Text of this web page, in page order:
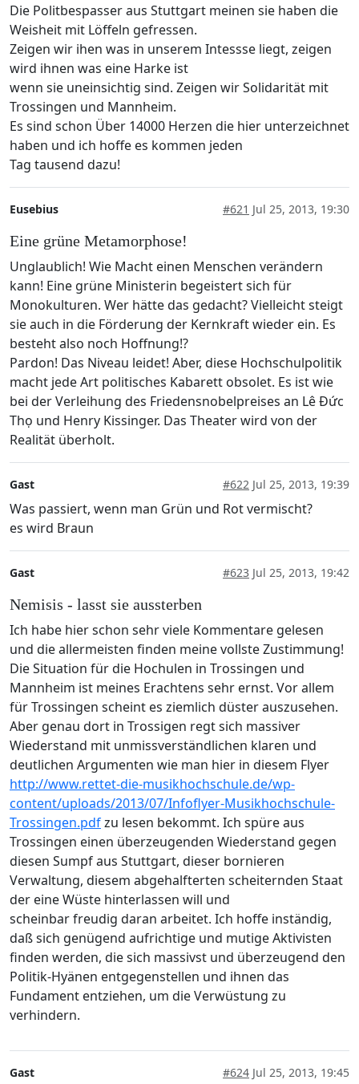
Die Politbespasser aus Stuttgart meinen sie haben die
Weisheit mit Löffeln gefressen.
Zeigen wir ihen was in unserem Intessse liegt, zeigen
wird ihnen was eine Harke ist
wenn sie uneinsichtig sind. Zeigen wir Solidarität mit
Trossingen und Mannheim.
Es sind schon Über 14000 Herzen die hier unterzeichnet
haben und ich hoffe es kommen jeden
Tag tausend dazu!
Eusebius #621 Jul 25, 2013, 19:30
Eine grüne Metamorphose!
Unglaublich! Wie Macht einen Menschen verändern
kann! Eine grüne Ministerin begeistert sich für
Monokulturen. Wer hätte das gedacht? Vielleicht steigt
sie auch in die Förderung der Kernkraft wieder ein. Es
besteht also noch Hoffnung!?
Pardon! Das Niveau leidet! Aber, diese Hochschulpolitik
macht jede Art politisches Kabarett obsolet. Es ist wie
bei der Verleihung des Friedensnobelpreises an Lê Đức
Thọ und Henry Kissinger. Das Theater wird von der
Realität überholt.
Gast #622 Jul 25, 2013, 19:39
Was passiert, wenn man Grün und Rot vermischt?
es wird Braun
Gast #623 Jul 25, 2013, 19:42
Nemisis - lasst sie aussterben
Ich habe hier schon sehr viele Kommentare gelesen
und die allermeisten finden meine vollste Zustimmung!
Die Situation für die Hochulen in Trossingen und
Mannheim ist meines Erachtens sehr ernst. Vor allem
für Trossingen scheint es ziemlich düster auszusehen.
Aber genau dort in Trossigen regt sich massiver
Wiederstand mit unmissverständlichen klaren und
deutlichen Argumenten wie man hier in diesem Flyer
http://www.rettet-die-musikhochschule.de/wp-
content/uploads/2013/07/Infoflyer-Musikhochschule-
Trossingen.pdfzu lesen bekommt. Ich spüre aus
Trossingen einen überzeugenden Wiederstand gegen
diesen Sumpf aus Stuttgart, dieser bornieren
Verwaltung, diesem abgehalfterten scheiternden Staat
der eine Wüste hinterlassen will und
scheinbar freudig daran arbeitet. Ich hoffe inständig,
daß sich genügend aufrichtige und mutige Aktivisten
finden werden, die sich massivst und überzeugend den
Politik-Hyänen entgegenstellen und ihnen das
Fundament entziehen, um die Verwüstung zu
verhindern.
Gast #624 Jul 25, 2013, 19:45